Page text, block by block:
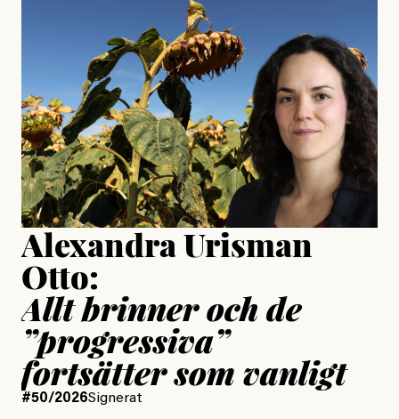
Jonas Lundström
Publicerad24 July, 2026
Jesper Lundby: ”Livet i sig
är ganska politiskt”
Jesper Lundby
Publicerad15 July, 2026
Uppdaterad15 July, 2026
Alexandra Urisman
Otto:
Allt brinner och de
”progressiva”
fortsätter som vanligt
#50/2026Signerat